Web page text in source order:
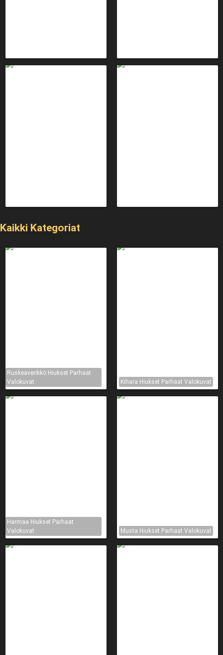
Kaikki Kategoriat
Ruskeaverikkö Hiukset Parhaat
Valokuvat
Kihara Hiukset Parhaat Valokuvat
Harmaa Hiukset Parhaat
Valokuvat
Musta Hiukset Parhaat Valokuvat